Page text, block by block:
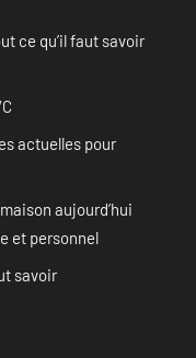
ce qu’il faut savoir
actuelles pour
aujourd’hui
et personnel
savoir